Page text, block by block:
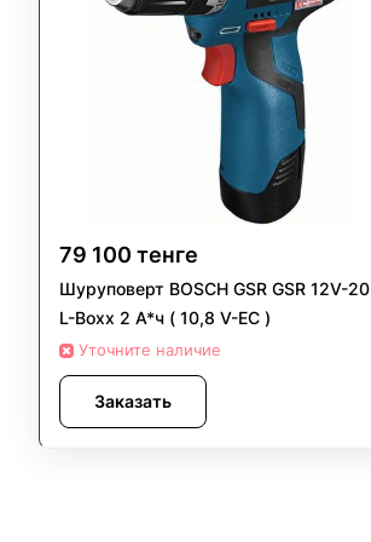
79 100 тенге
Шуруповерт BOSCH GSR GSR 12V-20
L-Boxx 2 А*ч ( 10,8 V-EC )
Уточните наличие
Заказать